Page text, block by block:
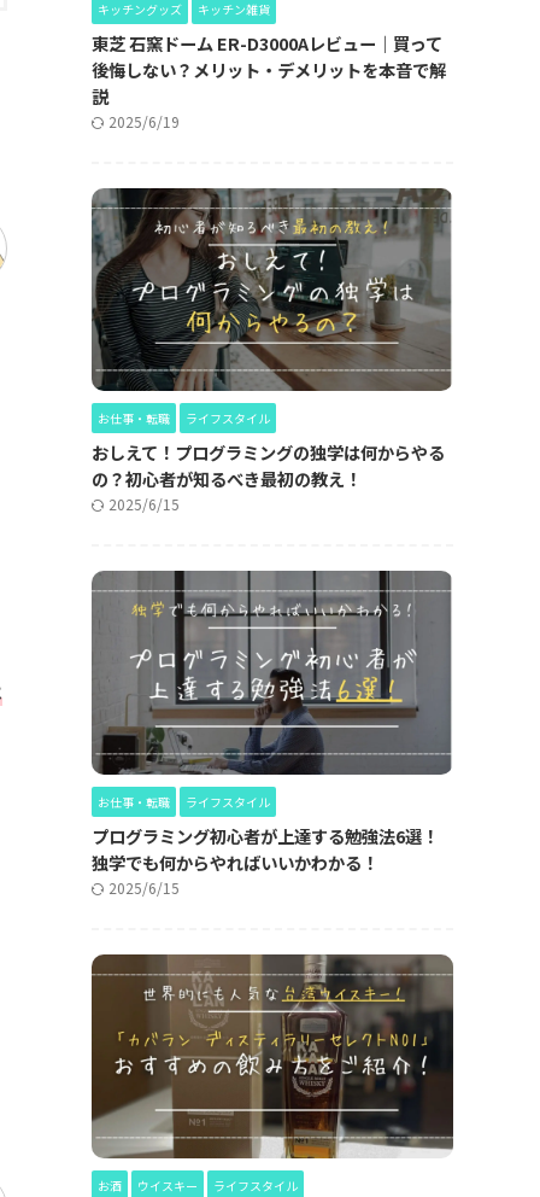
キッチングッズ キッチン雑貨
東芝 石窯ドーム ER-D3000Aレビュー｜買って
後悔しない？メリット・デメリットを本音で解
説
2025/6/19
お仕事・転職 ライフスタイル
おしえて！プログラミングの独学は何からやる
の？初心者が知るべき最初の教え！
2025/6/15
お仕事・転職 ライフスタイル
プログラミング初心者が上達する勉強法6選！
独学でも何からやればいいかわかる！
2025/6/15
お酒 ウイスキー ライフスタイル